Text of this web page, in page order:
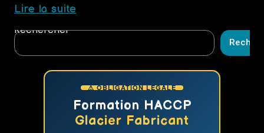
Lire la suite
délicieuse
et
équilibrée
Rechercher
⚠ OBLIGATION LÉGALE
Formation HACCP
Glacier Fabricant